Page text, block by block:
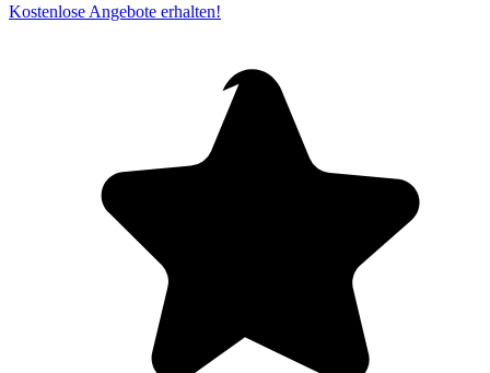
Kostenlose Angebote erhalten!